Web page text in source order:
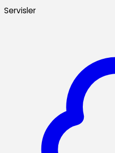
Servisler